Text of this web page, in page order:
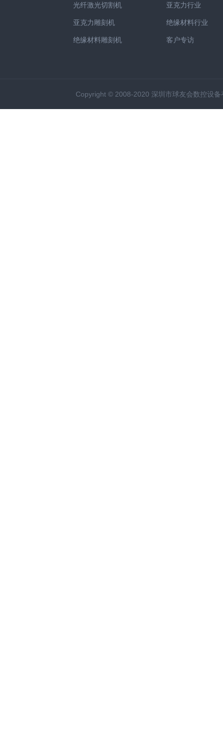
光纤激光切割机
亚克力雕刻机
绝缘材料雕刻机
亚克力行业
绝缘材料行业
客户专访
Copyright © 2008-2020 深圳市球友会数控设备